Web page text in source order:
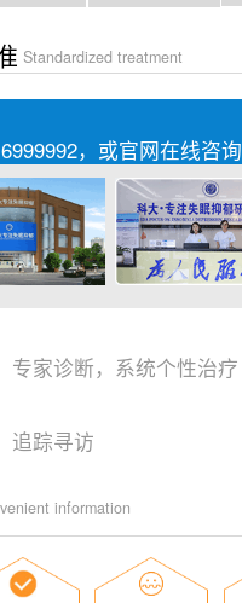
Standardized treatment
，或官网在线咨询
专家诊断，系统个性治疗
追踪寻访
information